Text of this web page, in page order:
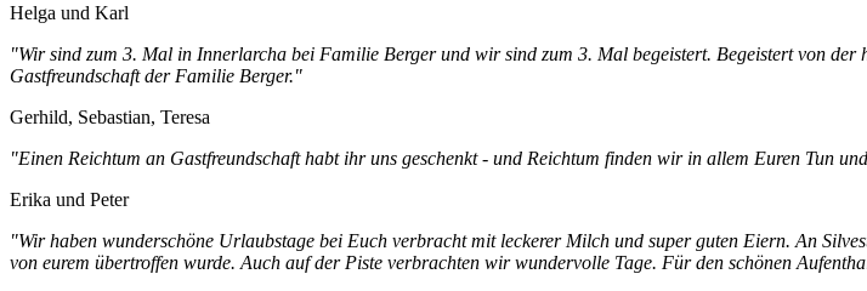
Helga und Karl
"Wir sind zum 3. Mal in Innerlarcha bei Familie Berger und wir sind zum 3. Mal begeistert. Begeistert von
Gastfreundschaft der Familie Berger."
Gerhild, Sebastian, Teresa
"Einen Reichtum an Gastfreundschaft habt ihr uns geschenkt - und Reichtum finden wir in allem Euren Tun
Erika und Peter
"Wir haben wunderschöne Urlaubstage bei Euch verbracht mit leckerer Milch und super guten Eiern. An
von eurem übertroffen wurde. Auch auf der Piste verbrachten wir wundervolle Tage. Für den schönen